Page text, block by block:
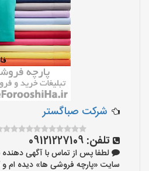
شرکت صباگستر
تلفن: 09121227109
لطفا پس از تماس با آگهی دهنده